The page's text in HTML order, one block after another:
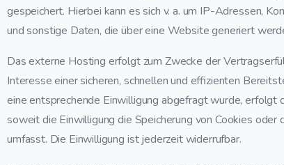
gespeichert. Hierbei kann es sich v. a. um IP-Adressen,
und sonstige Daten, die über eine Website generiert
Das externe Hosting erfolgt zum Zwecke der
Interesse einer sicheren, schnellen und effizienten
eine entsprechende Einwilligung abgefragt wurde, erfolgt
soweit die Einwilligung die Speicherung von Cookies
umfasst. Die Einwilligung ist jederzeit widerrufbar.